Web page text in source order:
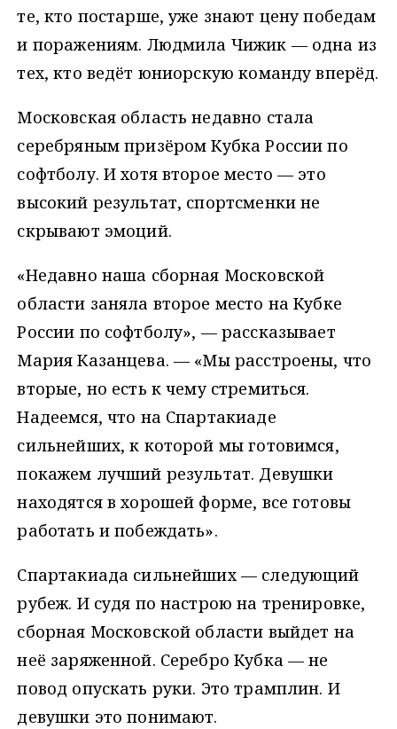
те, кто постарше, уже знают цену победам
и поражениям. Людмила Чижик — одна из
тех, кто ведёт юниорскую команду вперёд.
Московская область недавно стала
серебряным призёром Кубка России по
софтболу. И хотя второе место — это
высокий результат, спортсменки не
скрывают эмоций.
«Недавно наша сборная Московской
области заняла второе место на Кубке
России по софтболу», — рассказывает
Мария Казанцева. — «Мы расстроены, что
вторые, но есть к чему стремиться.
Надеемся, что на Спартакиаде
сильнейших, к которой мы готовимся,
покажем лучший результат. Девушки
находятся в хорошей форме, все готовы
работать и побеждать».
Спартакиада сильнейших — следующий
рубеж. И судя по настрою на тренировке,
сборная Московской области выйдет на
неё заряженной. Серебро Кубка — не
повод опускать руки. Это трамплин. И
девушки это понимают.